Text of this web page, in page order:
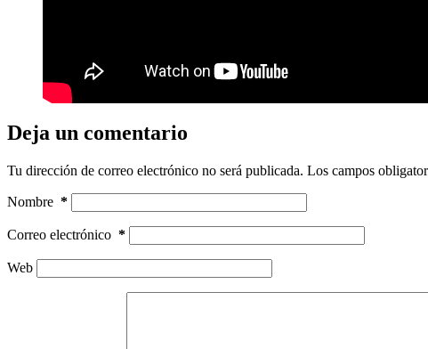
Deja un comentario
Tu dirección de correo electrónico no será publicada. Los campos
Nombre *
Correo electrónico *
Web